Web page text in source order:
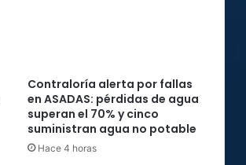
Contraloría alerta por fallas
en ASADAS: pérdidas de agua
superan el 70% y cinco
suministran agua no potable
Hace 4 horas